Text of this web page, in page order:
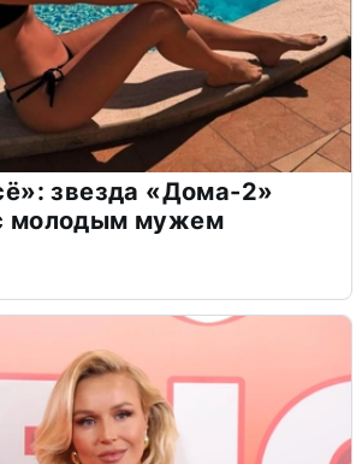
звезда «Дома-2»
молодым мужем